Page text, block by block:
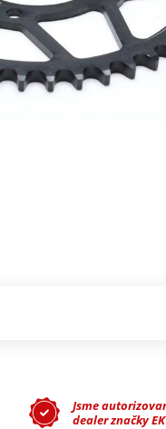
Jsme
dealer značky EK